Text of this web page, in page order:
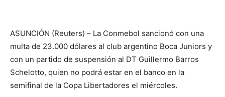
ASUNCIÓN (Reuters) – La Conmebol sancionó con una
multa de 23.000 dólares al club argentino Boca Juniors y
con un partido de suspensión al DT Guillermo Barros
Schelotto, quien no podrá estar en el banco en la
semifinal de la Copa Libertadores el miércoles.